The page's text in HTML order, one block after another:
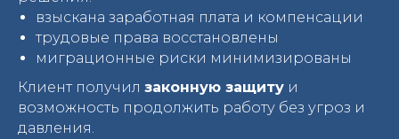
взыскана заработная плата и компенсации
трудовые права восстановлены
миграционные риски минимизированы
Клиент получил законную защиту и
возможность продолжить работу без угроз и
давления.